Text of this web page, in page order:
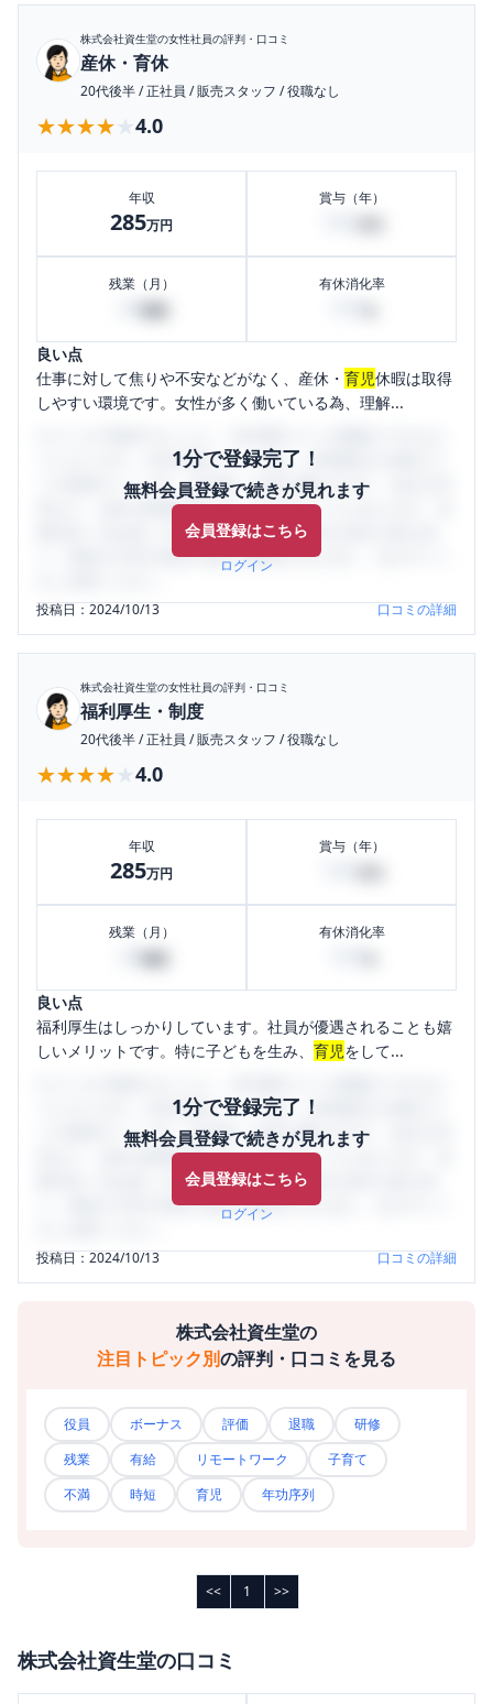
株式会社資生堂の女性社員の評判・口コミ
産休・育休
20代後半/正社員 /販売スタッフ /役職なし
★★★★★
★★★★★ 4.0
年収
285万円
賞与（年）
残業（月） 有休消化率
良い点
仕事に対して焦りや不安などがなく、産休・ 育児休暇は取得
しやすい環境です。女性が多く働いている為、理解...
1分で登録完了！
無料会員登録で続きが見れます
会員登録はこちら
ログイン
うになります。SHEHUB(シーハブ)は、女性限定の企業口コ
ミの投稿サイトです。給与面・女性の働きやすさ・会社の評
判など、女性の転職は気にすべき点がたくさんあります。先
輩社員（元社員）の口コミを通して、本当の会社の姿を知
り、将来の不安や現在の悩みを解消するために、ぜひサイト
投稿日：2024/10/13 口コミの詳細
株式会社資生堂の女性社員の評判・口コミ
福利厚生・制度
20代後半/正社員 /販売スタッフ /役職なし
★★★★★
★★★★★ 4.0
年収
285万円
賞与（年）
残業（月） 有休消化率
良い点
福利厚生はしっかりしています。社員が優遇されることも嬉
しいメリットです。特に子どもを生み、 育児をして...
1分で登録完了！
無料会員登録で続きが見れます
会員登録はこちら
ログイン
うになります。SHEHUB(シーハブ)は、女性限定の企業口コ
ミの投稿サイトです。給与面・女性の働きやすさ・会社の評
判など、女性の転職は気にすべき点がたくさんあります。先
輩社員（元社員）の口コミを通して、本当の会社の姿を知
り、将来の不安や現在の悩みを解消するために、ぜひサイト
投稿日：2024/10/13 口コミの詳細
株式会社資生堂の
注目トピック別の評判・口コミを見る
役員 ボーナス 評価 退職
研修
残業
有給 リモートワーク
子育て
不満
時短 育児 年功序列
<< 1 >>
株式会社資生堂の口コミ